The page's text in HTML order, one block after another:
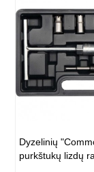
Dyzelinių
purkštukų lizdų